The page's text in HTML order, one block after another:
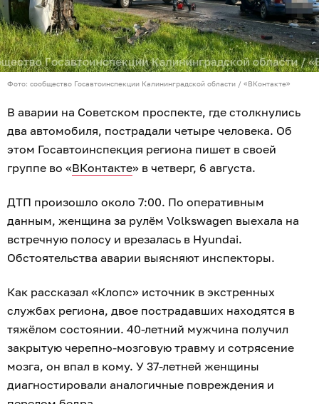
Фото: сообщество Госавтоинспекции Калининградской области / «ВКонтакте»
В аварии на Советском проспекте, где столкнулись
два автомобиля, пострадали четыре человека. Об
этом Госавтоинспекция региона пишет в своей
группе во «ВКонтакте» в четверг, 6 августа.
ДТП произошло около 7:00. По оперативным
данным, женщина за рулём Volkswagen выехала на
встречную полосу и врезалась в Hyundai.
Обстоятельства аварии выясняют инспекторы.
Как рассказал «Клопс» источник в экстренных
службах региона, двое пострадавших находятся в
тяжёлом состоянии. 40-летний мужчина получил
закрытую черепно-мозговую травму и сотрясение
мозга, он впал в кому. У 37-летней женщины
диагностировали аналогичные повреждения и